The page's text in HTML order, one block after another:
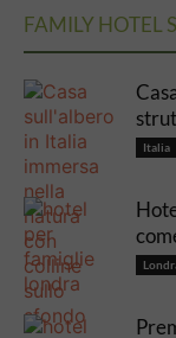
FAMILY HOTEL
Italia